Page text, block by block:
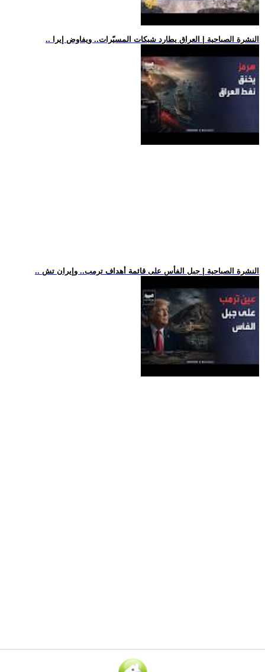
.. النشرة الصباحية | العراق يطارد شبكات المسيّرات.. ويفاوض إيرا
.. النشرة الصباحية | جبل الفأس على قائمة أهداف ترمب.. وإيران تش